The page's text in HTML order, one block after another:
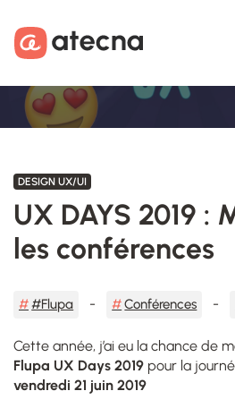
DESIGN UX/UI
UX DAYS 2019 :
les conférences
#Flupa Conférences
Cette année, j’ai eu la chance de
Flupa UX Days 2019 pour la
vendredi 21 juin 2019